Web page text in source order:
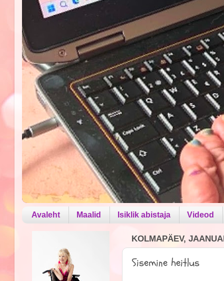
Avaleht Maalid Isiklik abistaja Videod
KOLMAPÄEV,
Sisemine heitlus